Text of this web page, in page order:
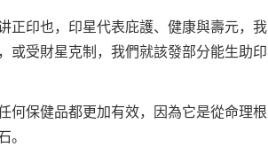
正印也，印星代表庇護、健康與壽元，我
或受財星克制，我們就該發部分能生助印
何保健品都更加有效，因為它是從命理根
。